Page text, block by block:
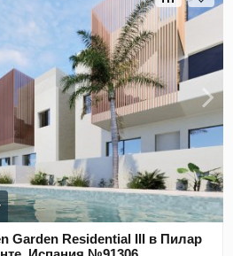
Garden Residential III в Пилар